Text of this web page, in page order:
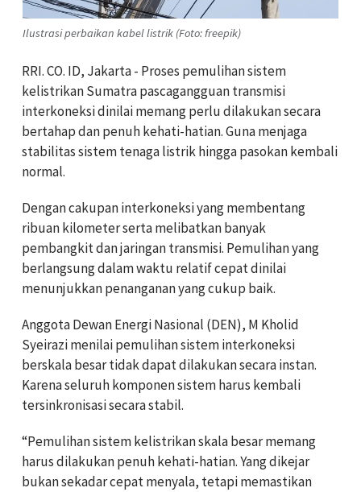
Ilustrasi perbaikan kabel listrik (Foto: freepik)
RRI. CO. ID, Jakarta - Proses pemulihan sistem
kelistrikan Sumatra pascagangguan transmisi
interkoneksi dinilai memang perlu dilakukan secara
bertahap dan penuh kehati-hatian. Guna menjaga
stabilitas sistem tenaga listrik hingga pasokan kembali
normal.
Dengan cakupan interkoneksi yang membentang
ribuan kilometer serta melibatkan banyak
pembangkit dan jaringan transmisi. Pemulihan yang
berlangsung dalam waktu relatif cepat dinilai
menunjukkan penanganan yang cukup baik.
Anggota Dewan Energi Nasional (DEN), M Kholid
Syeirazi menilai pemulihan sistem interkoneksi
berskala besar tidak dapat dilakukan secara instan.
Karena seluruh komponen sistem harus kembali
tersinkronisasi secara stabil.
“Pemulihan sistem kelistrikan skala besar memang
harus dilakukan penuh kehati-hatian. Yang dikejar
bukan sekadar cepat menyala, tetapi memastikan